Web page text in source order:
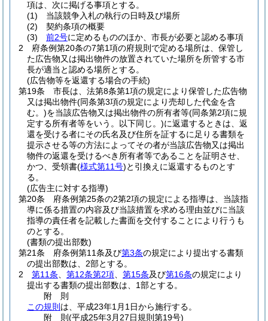
項は、次に掲げる事項とする。
(1)
当該競争入札の執行の日時及び場所
(2)
契約条項の概要
(3)
前2号に定めるもののほか、市長が必要と認める事項
2
府条例第20条の7第1項の府規則で定める場所は、保管し
た広告物又は掲出物件の放置されていた場所を所管する市
長が適当と認める場所とする。
(広告物等を返還する場合の手続)
第19条
市長は、法第8条第1項の規定により保管した広告物
又は掲出物件(同条第3項の規定により売却した代金を含
む。)を当該広告物又は掲出物件の所有者等(同条第2項に規
定する所有者等をいう。以下同じ。)に返還するときは、返
還を受ける者にその氏名及び住所を証するに足りる書類を
提示させる等の方法によってその者が当該広告物又は掲出
物件の返還を受けるべき所有者等であることを証明させ、
かつ、受領書(様式第11号)と引換えに返還するものとす
る。
(広告主に対する指導)
第20条
府条例第25条の2第2項の規定による指導は、当該指
導に係る措置の内容及び当該措置を求める理由並びに当該
指導の責任者を記載した書面を交付することにより行うも
のとする。
(書類の提出部数)
第21条
府条例第11条及び第3条の規定により提出する書類
の提出部数は、2部とする。
2
第11条 第12条第2項 第15条及び第16条の規定により
提出する書類の提出部数は、1部とする。
附 則
この規則 は、平成23年1月1日から施行する。
附 則(平成25年3月27日規則第19号)